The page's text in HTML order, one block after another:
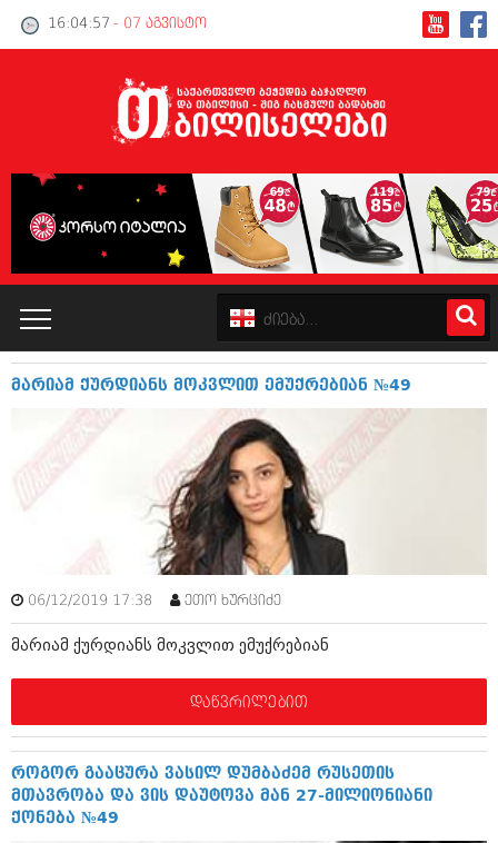
16:04:58 - 07 აგვისტო
პოლიტიკა
ინტერვიუები
საზოგადოება
მოდი, ვილაპარაკოთ
მოდა + დიზაინი
კატალოგი
საზოგადოება
მოდი, ვილაპარაკოთ
მედიცინა
სპორტი
მარიამ ქურდიანს მოკვლით ემუქრებიან №49
06/12/2019 17:38 ეთო ხურციძე
მარიამ ქურდიანს მოკვლით ემუქრებიან
დაწვრილებით
როგორ გააცურა ვასილ დუმბაძემ რუსეთის
მთავრობა და ვის დაუტოვა მან 27-მილიონიანი
ქონება №49